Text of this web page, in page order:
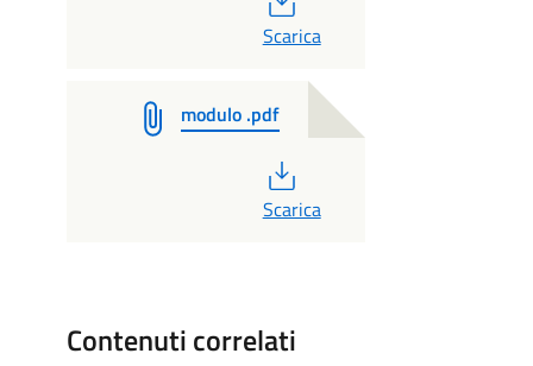
PDF
Scarica
modulo .pdf
PDF
Scarica
Contenuti correlati